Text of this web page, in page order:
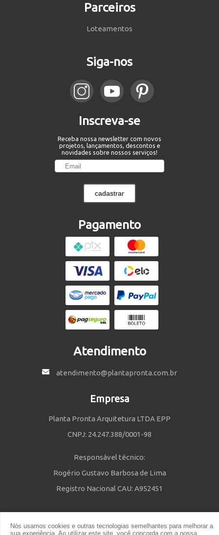
Nós usamos cookies e outras tecnologias semelhantes para melhorar a
sua experiência. Ao utilizar este site, você concorda com a nossa
Parceiros
Loteamentos
Siga-nos
Inscreva-se
Receba nossa newsletter com novos
projetos, lançamentos, descontos e
novidades sobre nossos serviços!
cadastrar
Pagamento
Atendimento
atendimento@plantapronta.com.br
Empresa
Planta Pronta Arquitetura LTDA EPP
CNPJ: 24.247.388/0001-98
Responsável técnico:
Rogério Gustavo Barbosa de Lima
Registro Nacional CAU: A952451
Política de Privacidade eTermos e Condições | © 2014 - 2021 Powered